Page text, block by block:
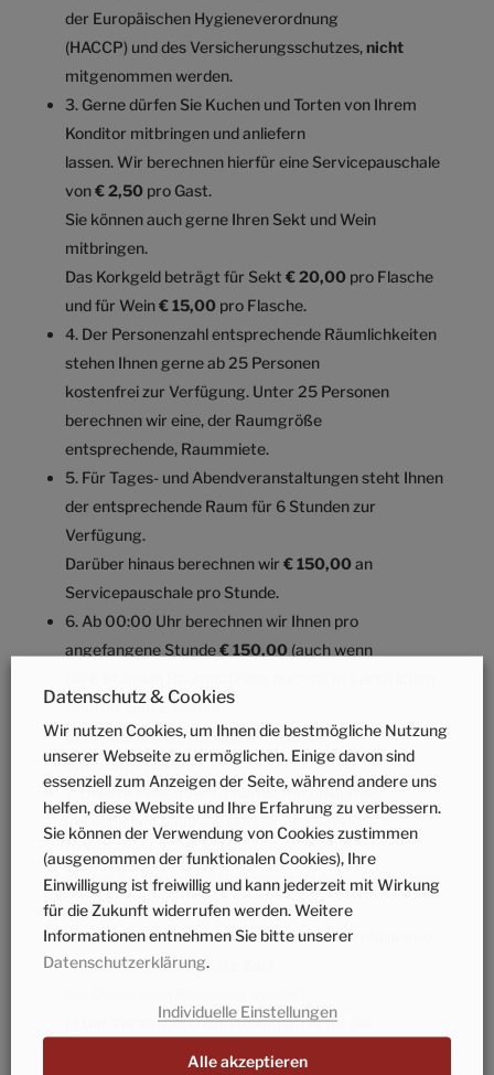
der Europäischen Hygieneverordnung
(HACCP) und des Versicherungsschutzes, nicht
mitgenommen werden.
3. Gerne dürfen Sie Kuchen und Torten von Ihrem
Konditor mitbringen und anliefern
lassen. Wir berechnen hierfür eine Servicepauschale
von€ 2,50pro Gast.
Sie können auch gerne Ihren Sekt und Wein
mitbringen.
Das Korkgeld beträgt für Sekt € 20,00pro Flasche
und für Wein€ 15,00pro Flasche.
4. Der Personenzahl entsprechende Räumlichkeiten
stehen Ihnen gerne ab 25 Personen
kostenfrei zur Verfügung. Unter 25 Personen
berechnen wir eine, der Raumgröße
entsprechende, Raummiete.
5. Für Tages- und Abendveranstaltungen steht Ihnen
der entsprechende Raum für 6 Stunden zur
Verfügung.
Darüber hinaus berechnen wir € 150,00an
Servicepauschale pro Stunde.
6. Ab 00:00 Uhr berechnen wir Ihnen pro
angefangene Stunde€ 150,00(auch wenn
sind) bis zum Ende der
Servicearbeiten, zuzüglich ½ Stunde an
Aufräumarbeiten.
7. Unsere Preise verstehen sich inklusive der
gesetzlichen Mehrwertsteuer und Service.
Änderung der Personenzahl
a) Eine Änderung der Personenzahl muss spätestens
3 Werktage vor Veranstaltungsbeginn
schriftlich übermittelt worden sein, andernfalls wird
mindestens die bestellte Zahl
b) Der Veranstalter/Besteller haftet für die
Bezahlung etwaiger, von den
Datenschutz & Cookies
Wir nutzen Cookies, um Ihnen die bestmögliche Nutzung
unserer Webseite zu ermöglichen. Einige davon sind
essenziell zum Anzeigen der Seite, während andere uns
helfen, diese Website und Ihre Erfahrung zu verbessern.
Sie können der Verwendung von Cookies zustimmen
(ausgenommen der funktionalen Cookies), Ihre
Einwilligung ist freiwillig und kann jederzeit mit Wirkung
für die Zukunft widerrufen werden. Weitere
Informationen entnehmen Sie bitte unserer
Datenschutzerklärung
Individuelle Einstellungen
Alle akzeptieren